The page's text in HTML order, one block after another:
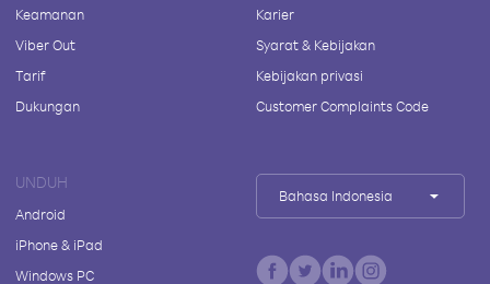
Keamanan
Viber Out
Tarif
Dukungan
Karier
Syarat & Kebijakan
Kebijakan privasi
Customer Complaints Code
UNDUH
Android
iPhone & iPad
Windows PC
Bahasa Indonesia